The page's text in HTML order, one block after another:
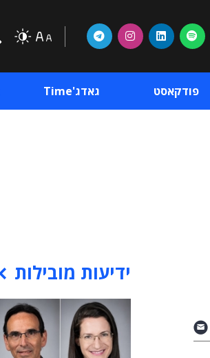
פודקאסט גאדג'Time
ידיעות מובילות